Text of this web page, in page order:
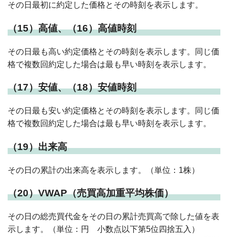
その日最初に約定した価格とその時刻を表示します。
（15）高値、（16）高値時刻
その日最も高い約定価格とその時刻を表示します。同じ価
格で複数回約定した場合は最も早い時刻を表示します。
（17）安値、（18）安値時刻
その日最も安い約定価格とその時刻を表示します。同じ価
格で複数回約定した場合は最も早い時刻を表示します。
（19）出来高
その日の累計の出来高を表示します。（単位：1株）
（20）VWAP（売買高加重平均株価）
その日の総売買代金をその日の累計売買高で除した値を表
示します。（単位：円 小数点以下第5位四捨五入）